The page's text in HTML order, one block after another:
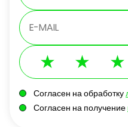
Согласен на обработку
Согласен на получение